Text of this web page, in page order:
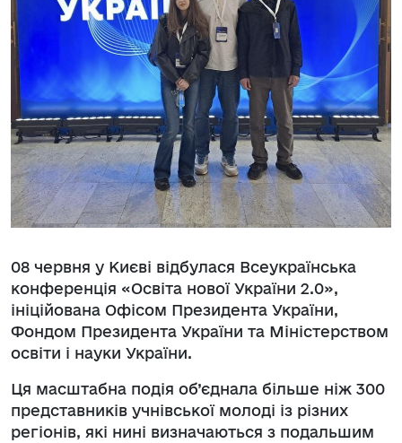
08 червня у Києві відбулася Всеукраїнська
конференція «Освіта нової України 2.0»,
ініційована Офісом Президента України,
Фондом Президента України та Міністерством
освіти і науки України.
Ця масштабна подія об’єднала більше ніж 300
представників учнівської молоді із різних
регіонів, які нині визначаються з подальшим